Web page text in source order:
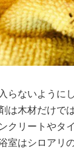
らないように
は木材だけで
クリートやタ
室はシロアリ